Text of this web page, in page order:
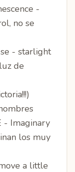
-
no se
- starlight
de
- Imaginary
los muy
a little